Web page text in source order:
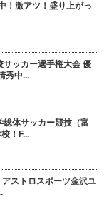
！激アツ！盛り上がっ
ッカー選手権大会 優
秀中...
体サッカー競技（富
！F...
ストロスポーツ金沢ユ